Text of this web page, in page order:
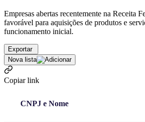
Empresas abertas recentemente na Receita
favorável para aquisições de produtos e
funcionamento inicial.
Exportar
Nova lista
Copiar link
CNPJ e Nome